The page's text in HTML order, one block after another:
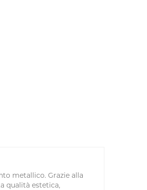
metallico. Grazie alla
qualità estetica,